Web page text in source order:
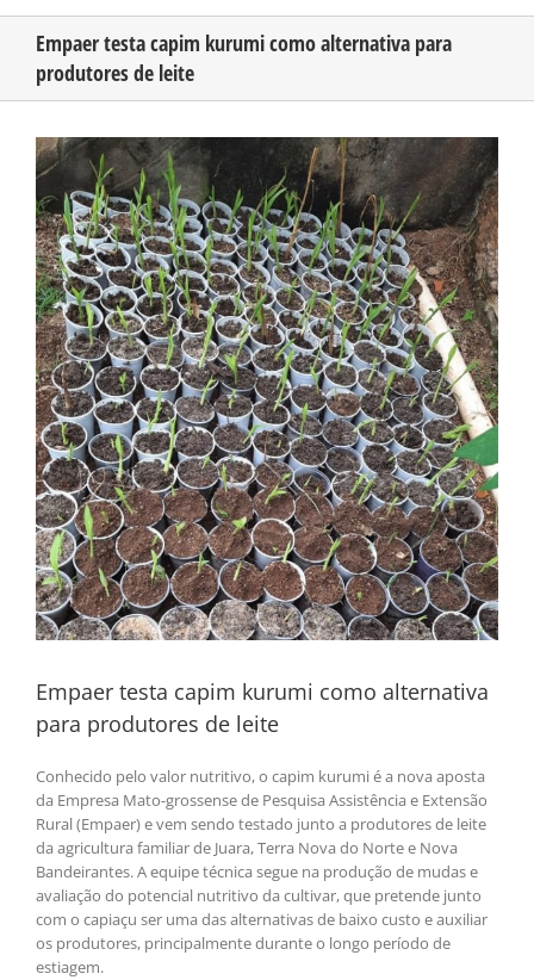
CONHEÇA O AMAZONAS
PUBLICIDADE
CONTATO
Empaer testa capim kurumi como alternativa para
produtores de leite
View
Larger
Image
Empaer testa capim kurumi como alternativa
para produtores de leite
Conhecido pelo valor nutritivo, o capim kurumi é a nova aposta
da Empresa Mato-grossense de Pesquisa Assistência e Extensão
Rural (Empaer) e vem sendo testado junto a produtores de leite
da agricultura familiar de Juara, Terra Nova do Norte e Nova
Bandeirantes. A equipe técnica segue na produção de mudas e
avaliação do potencial nutritivo da cultivar, que pretende junto
com o capiaçu ser uma das alternativas de baixo custo e auxiliar
os produtores, principalmente durante o longo período de
estiagem.